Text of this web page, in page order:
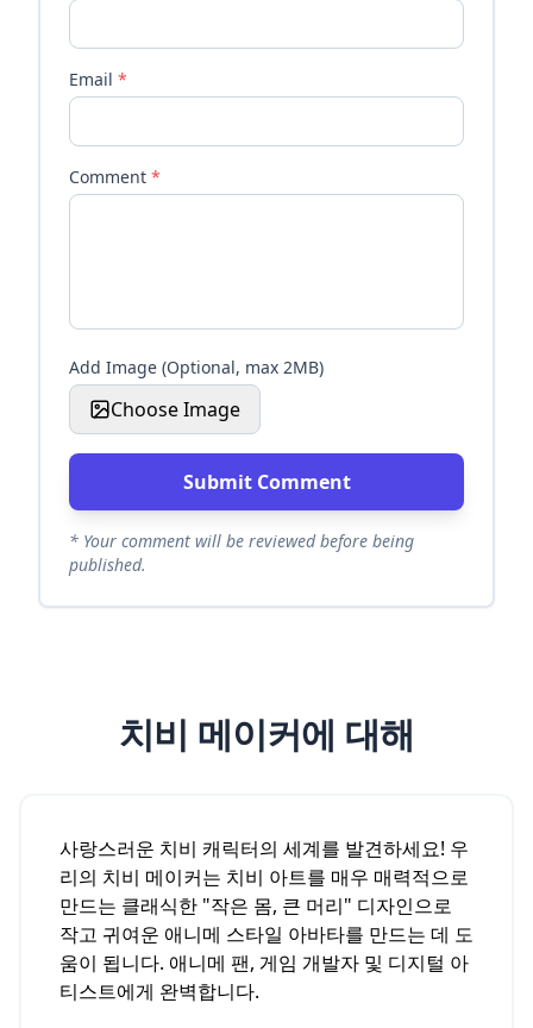
Email *
Comment *
Add Image (Optional, max 2MB)
Choose Image
Submit Comment
* Your comment will be reviewed before being
published.
치비 메이커에 대해
사랑스러운 치비 캐릭터의 세계를 발견하세요! 우
리의 치비 메이커는 치비 아트를 매우 매력적으로
만드는 클래식한 "작은 몸, 큰 머리" 디자인으로
작고 귀여운 애니메 스타일 아바타를 만드는 데 도
움이 됩니다. 애니메 팬, 게임 개발자 및 디지털 아
티스트에게 완벽합니다.